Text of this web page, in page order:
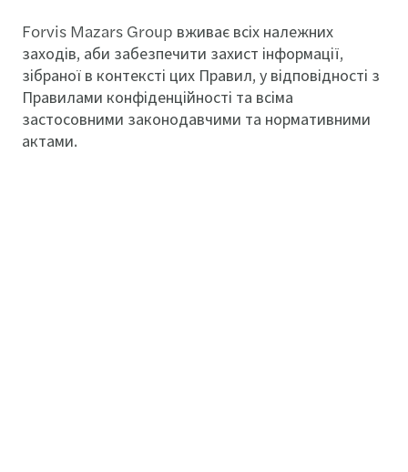
Forvis Mazars Group вживає всіх належних
заходів, аби забезпечити захист інформації,
зібраної в контексті цих Правил, у відповідності з
Правилами конфіденційності та всіма
застосовними законодавчими та нормативними
актами.